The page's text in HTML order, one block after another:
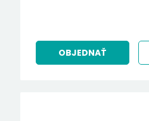
OBJEDNAŤ